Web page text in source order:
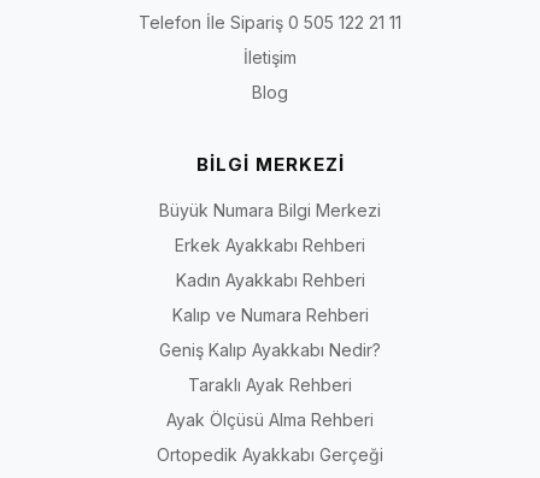
Telefon İle Sipariş 0 505 122 21 11
İletişim
Blog
BİLGİ MERKEZİ
Büyük Numara Bilgi Merkezi
Erkek Ayakkabı Rehberi
Kadın Ayakkabı Rehberi
Kalıp ve Numara Rehberi
Geniş Kalıp Ayakkabı Nedir?
Taraklı Ayak Rehberi
Ayak Ölçüsü Alma Rehberi
Ortopedik Ayakkabı Gerçeği